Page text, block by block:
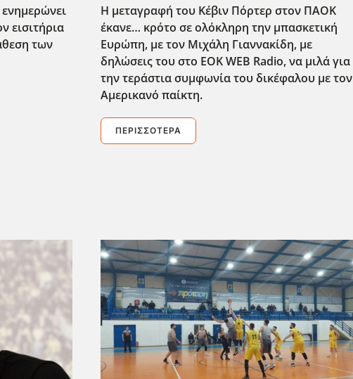
εισιτήρια
των
Η μεταγραφή του Κέβιν Πόρτερ στον ΠΑΟΚ
έκανε… κρότο σε ολόκληρη την μπασκετική
Ευρώπη, με τον Μιχάλη Γιαννακίδη, με
δηλώσεις του στο EOKWEB Radio, να μιλά για
την τεράστια συμφωνία του δικέφαλου με τον
Αμερικανό παίκτη.
ΠΕΡΙΣΣΌΤΕΡΑ